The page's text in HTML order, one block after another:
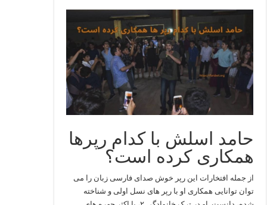
حامد اسلش با کدام رپرها
همکاری کرده است؟
از جمله افتخارات این رپر خوش صدای فارسی زبان را می
توان توانایی همکاری او با رپر های نسل اولی و شناخته